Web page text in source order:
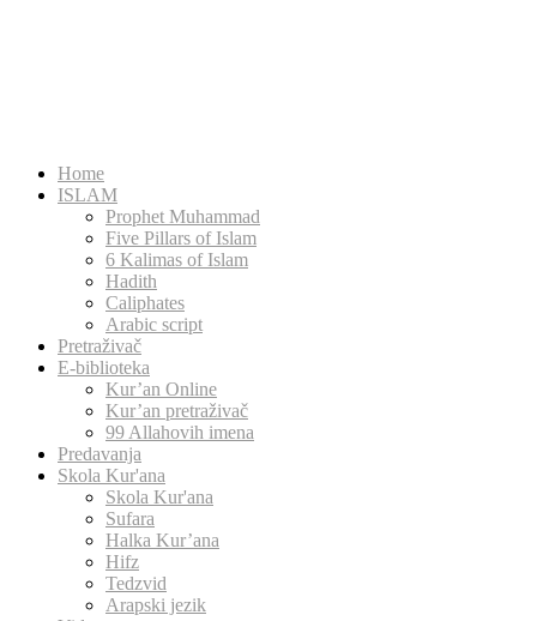
Home
ISLAM
Prophet Muhammad
Five Pillars of Islam
6 Kalimas of Islam
Hadith
Caliphates
Arabic script
Pretraživač
E-biblioteka
Kur’an Online
Kur’an pretraživač
99 Allahovih imena
Predavanja
Skola Kur'ana
Skola Kur'ana
Sufara
Halka Kur’ana
Hifz
Tedzvid
Arapski jezik